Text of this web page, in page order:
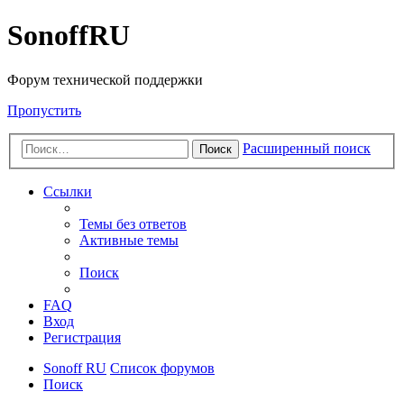
SonoffRU
Форум технической поддержки
Пропустить
Поиск Расширенный поиск
Ссылки
Темы без ответов
Активные темы
Поиск
FAQ
Вход
Регистрация
Sonoff RU Список форумов
Поиск